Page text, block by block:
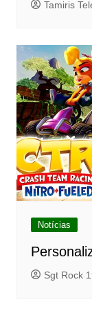
Tamiris
Notícias
Sgt Rock